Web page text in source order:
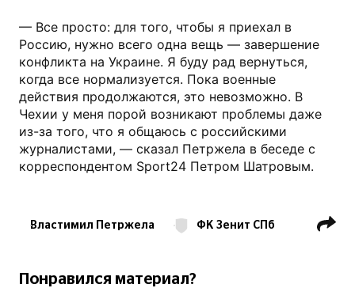
— Все просто: для того, чтобы я приехал в
Россию, нужно всего одна вещь — завершение
конфликта на Украине. Я буду рад вернуться,
когда все нормализуется. Пока военные
действия продолжаются, это невозможно. В
Чехии у меня порой возникают проблемы даже
из-за того, что я общаюсь с российскими
журналистами, — сказал Петржела в беседе с
корреспондентом Sport24 Петром Шатровым.
Властимил Петржела ФК Зенит СПб
Понравился материал?